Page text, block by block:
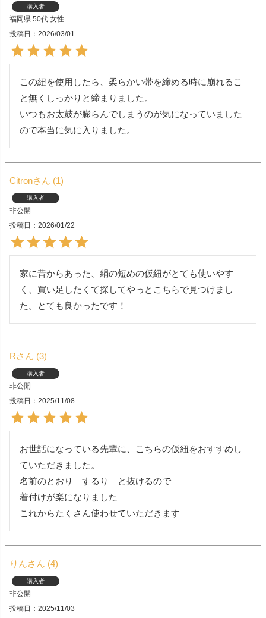
購入者
福岡県 50代 女性
投稿日
2026/03/01
この紐を使用したら、柔らかい帯を締める時に崩れるこ
と無くしっかりと締まりました。
いつもお太鼓が膨らんでしまうのが気になっていました
ので本当に気に入りました。
Citron 1
購入者
非公開
投稿日
2026/01/22
家に昔からあった、絹の短めの仮紐がとても使いやす
く、買い足したくて探してやっとこちらで見つけまし
た。とても良かったです！
R 3
購入者
非公開
投稿日
2025/11/08
お世話になっている先輩に、こちらの仮紐をおすすめし
ていただきました。
名前のとおり　するり　と抜けるので
着付けが楽になりました
これからたくさん使わせていただきます
りん 4
購入者
非公開
投稿日
2025/11/03